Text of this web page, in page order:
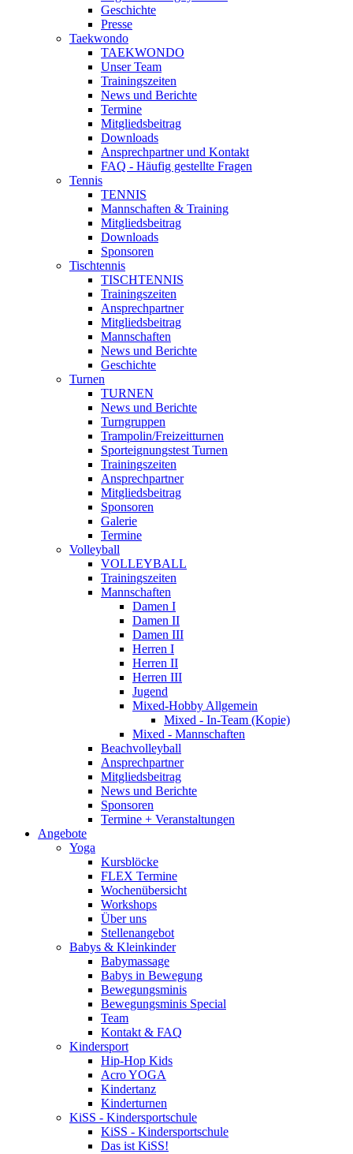
Geschichte
Presse
Taekwondo
TAEKWONDO
Unser Team
Trainingszeiten
News und Berichte
Termine
Mitgliedsbeitrag
Downloads
Ansprechpartner und Kontakt
FAQ - Häufig gestellte Fragen
Tennis
TENNIS
Mannschaften & Training
Mitgliedsbeitrag
Downloads
Sponsoren
Tischtennis
TISCHTENNIS
Trainingszeiten
Ansprechpartner
Mitgliedsbeitrag
Mannschaften
News und Berichte
Geschichte
Turnen
TURNEN
News und Berichte
Turngruppen
Trampolin/Freizeitturnen
Sporteignungstest Turnen
Trainingszeiten
Ansprechpartner
Mitgliedsbeitrag
Sponsoren
Galerie
Termine
Volleyball
VOLLEYBALL
Trainingszeiten
Mannschaften
Damen I
Damen II
Damen III
Herren I
Herren II
Herren III
Jugend
Mixed-Hobby Allgemein
Mixed - In-Team (Kopie)
Mixed - Mannschaften
Beachvolleyball
Ansprechpartner
Mitgliedsbeitrag
News und Berichte
Sponsoren
Termine + Veranstaltungen
Angebote
Yoga
Kursblöcke
FLEX Termine
Wochenübersicht
Workshops
Über uns
Stellenangebot
Babys & Kleinkinder
Babymassage
Babys in Bewegung
Bewegungsminis
Bewegungsminis Special
Team
Kontakt & FAQ
Kindersport
Hip-Hop Kids
Acro YOGA
Kindertanz
Kinderturnen
KiSS - Kindersportschule
KiSS - Kindersportschule
Das ist KiSS!